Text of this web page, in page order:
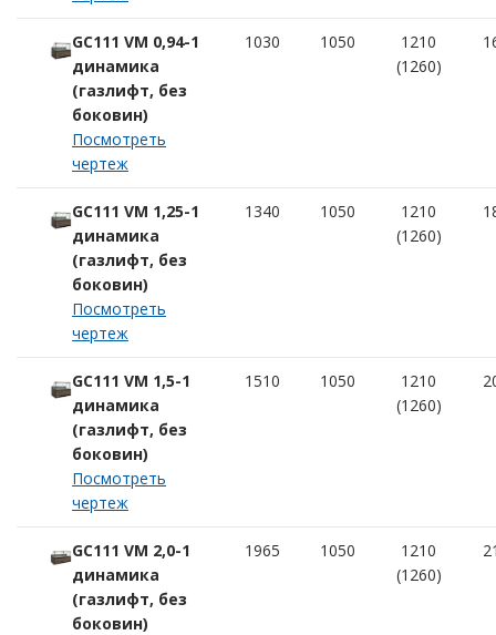
GC111 VM 0,94-1
динамика
(газлифт, без
боковин)
Посмотреть
чертеж
1030 1050
1210
(1260)
GC111 VM 1,25-1
динамика
(газлифт, без
боковин)
Посмотреть
чертеж
1340 1050
1210
(1260)
GC111 VM 1,5-1
динамика
(газлифт, без
боковин)
Посмотреть
чертеж
1510 1050
1210
(1260)
GC111 VM 2,0-1
динамика
(газлифт, без
боковин)
1965 1050
1210
(1260)